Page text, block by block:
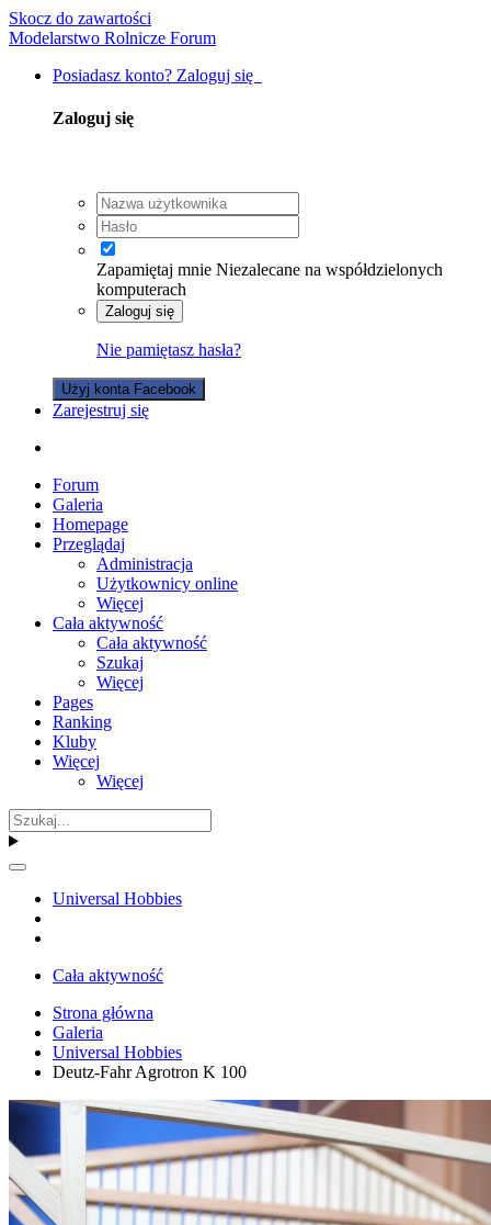
Skocz do zawartości
Modelarstwo Rolnicze Forum
Posiadasz konto? Zaloguj się
Zaloguj się
Zapamiętaj mnie Niezalecane na współdzielonych
komputerach
Zaloguj się
Nie pamiętasz hasła?
Użyj konta Facebook
Zarejestruj się
Forum
Galeria
Homepage
Przeglądaj
Administracja
Użytkownicy online
Więcej
Cała aktywność
Cała aktywność
Szukaj
Więcej
Pages
Ranking
Kluby
Więcej
Więcej
Universal Hobbies
Cała aktywność
Strona główna
Galeria
Universal Hobbies
Deutz-Fahr Agrotron K 100